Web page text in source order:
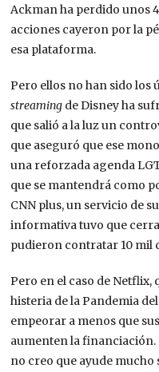
Ackman ha perdido unos
acciones cayeron por la
esa plataforma.
Pero ellos no han sido los
streaming de Disney ha
que salió a la luz un
que aseguró que ese
una reforzada agenda
que se mantendrá como
CNN plus, un servicio de
informativa tuvo que
pudieron contratar 10 mil
Pero en el caso de
histeria de la Pandemia
empeorar a menos que
aumenten la financiación.
no creo que ayude